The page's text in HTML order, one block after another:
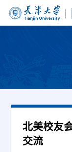
北美校友
交流